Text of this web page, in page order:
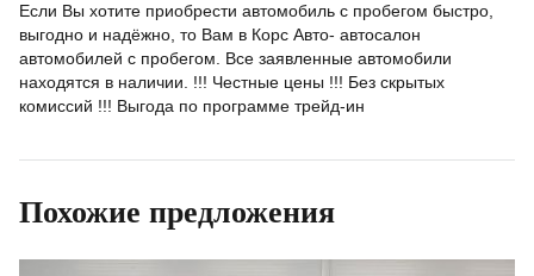
Если Вы хотите приобрести автомобиль с пробегом быстро,
выгодно и надёжно, то Вам в Корс Авто- автосалон
автомобилей с пробегом. Все заявленные автомобили
находятся в наличии. !!! Честные цены !!! Без скрытых
комиссий !!! Выгода по программе трейд-ин
Похожие предложения